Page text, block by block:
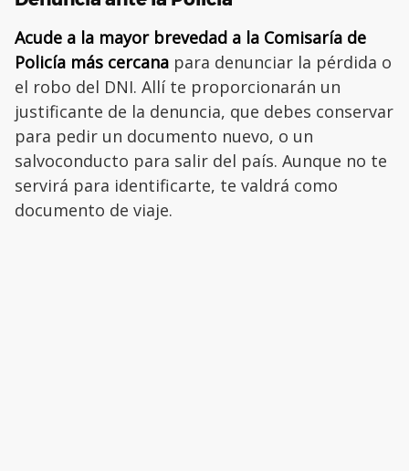
Acude a la mayor brevedad a la Comisaría de
Policía más cercana para denunciar la pérdida o
el robo del DNI. Allí te proporcionarán un
justificante de la denuncia, que debes conservar
para pedir un documento nuevo, o un
salvoconducto para salir del país. Aunque no te
servirá para identificarte, te valdrá como
documento de viaje.